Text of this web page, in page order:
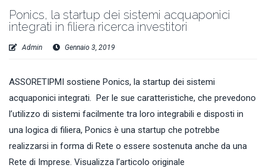
Ponics, la startup dei sistemi acquaponici
integrati in filiera ricerca investitori
Admin Gennaio 3, 2019
ASSORETIPMI sostiene Ponics, la startup dei sistemi
acquaponici integrati. Per le sue caratteristiche, che prevedono
l’utilizzo di sistemi facilmente tra loro integrabili e disposti in
una logica di filiera, Ponics è una startup che potrebbe
realizzarsi in forma di Rete o essere sostenuta anche da una
Rete di Imprese. Visualizza l’articolo originale